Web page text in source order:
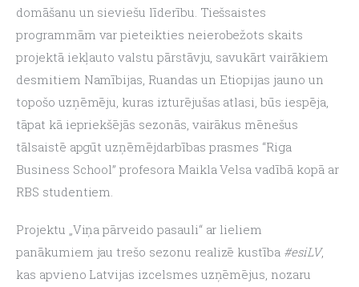
domāšanu un sieviešu līderību. Tiešsaistes
programmām var pieteikties neierobežots skaits
projektā iekļauto valstu pārstāvju, savukārt vairākiem
desmitiem Namībijas, Ruandas un Etiopijas jauno un
topošo uzņēmēju, kuras izturējušas atlasi, būs iespēja,
tāpat kā iepriekšējās sezonās, vairākus mēnešus
tālsaistē apgūt uzņēmējdarbības prasmes “Riga
Business School” profesora Maikla Velsa vadībā kopā ar
RBS studentiem.
Projektu „Viņa pārveido pasauli“ ar lieliem
panākumiem jau trešo sezonu realizē kustība #esiLV,
kas apvieno Latvijas izcelsmes uzņēmējus, nozaru